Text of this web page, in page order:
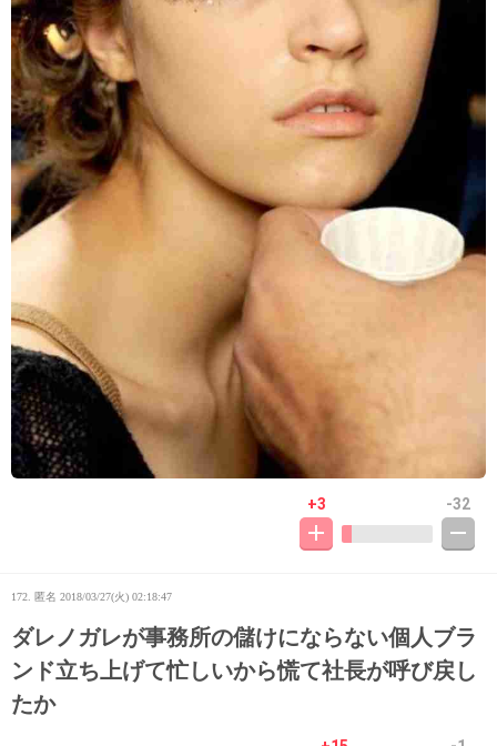
+3 -32
172. 匿名 2018/03/27(火) 02:18:47
ダレノガレが事務所の儲けにならない個人ブラ
ンド立ち上げて忙しいから慌て社長が呼び戻し
たか